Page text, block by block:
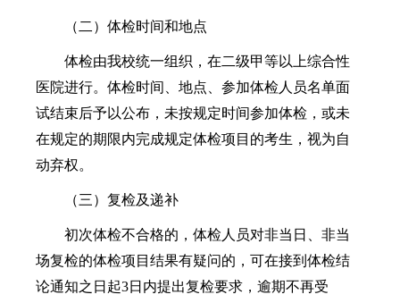
（二）体检时间和地点
体检由我校统一组织，在二级甲等以上综合性
医院进行。体检时间、地点、参加体检人员名单面
试结束后予以公布，未按规定时间参加体检，或未
在规定的期限内完成规定体检项目的考生，视为自
动弃权。
（三）复检及递补
初次体检不合格的，体检人员对非当日、非当
场复检的体检项目结果有疑问的，可在接到体检结
论通知之日起3日内提出复检要求，逾期不再受